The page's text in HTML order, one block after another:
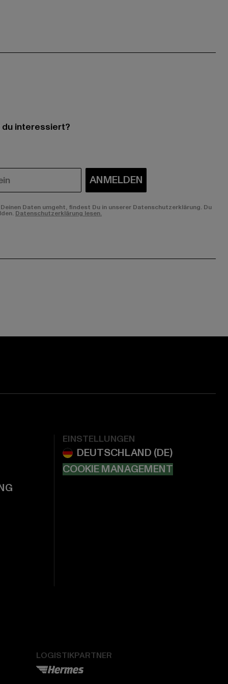
interessiert?
ANMELDEN
Daten umgeht, findest Du in unserer Datenschutzerklärung. Du
Datenschutzerklärung lesen.
EINSTELLUNGEN
COOKIE MANAGEMENT
LOGISTIKPARTNER